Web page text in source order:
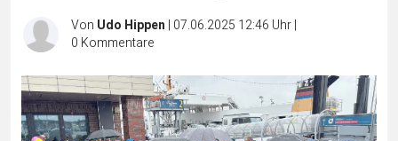
Von Udo Hippen | 07.06.2025 12:46 Uhr|
0 Kommentare